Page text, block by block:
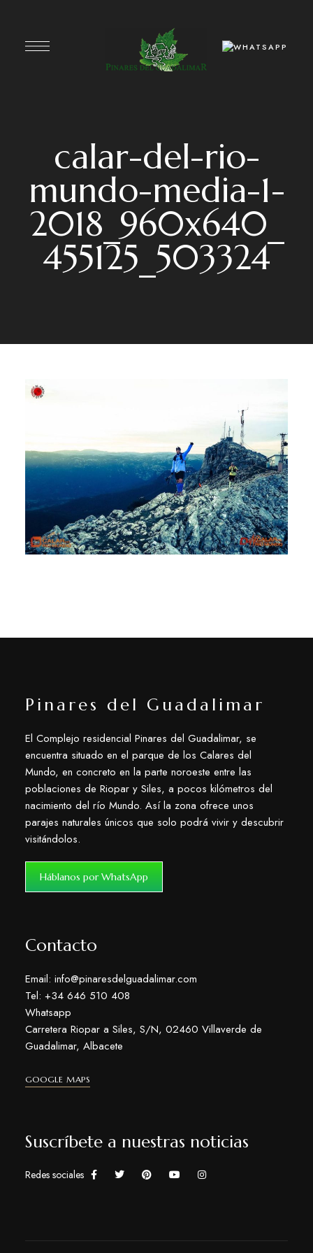
calar-del-rio-
mundo-media-1-
2018_960x640_
455125_503324
Pinares del Guadalimar
El Complejo residencial Pinares del Guadalimar, se
encuentra situado en el parque de los Calares del
Mundo, en concreto en la parte noroeste entre las
poblaciones de Riopar y Siles, a pocos kilómetros del
nacimiento del río Mundo. Así la zona ofrece unos
parajes naturales únicos que solo podrá vivir y descubrir
visitándolos.
Háblanos por WhatsApp
Contacto
Email: info@pinaresdelguadalimar.com
Tel: +34 646 510 408
Whatsapp
Carretera Riopar a Siles, S/N, 02460 Villaverde de
Guadalimar, Albacete
GOOGLE MAPS
Suscríbete a nuestras noticias
Redes sociales